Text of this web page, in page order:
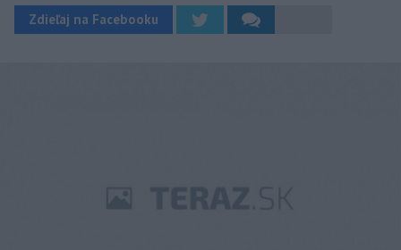
Zdieľaj na Facebooku